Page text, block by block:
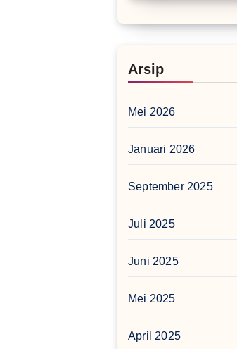
Arsip
Mei 2026
Januari 2026
September 2025
Juli 2025
Juni 2025
Mei 2025
April 2025